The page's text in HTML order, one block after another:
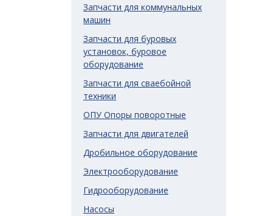
Запчасти для коммунальных
машин
Запчасти для буровых
установок, буровое
оборудование
Запчасти для сваебойной
техники
ОПУ Опоры поворотные
Запчасти для двигателей
Дробильное оборудование
Электрооборудование
Гидрооборудование
Насосы